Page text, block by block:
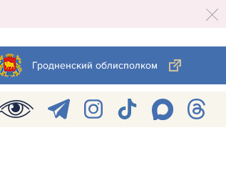
Гродненский облисполком